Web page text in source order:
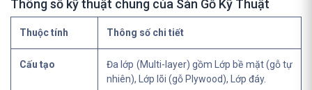
Thông số kỹ thuật chung của Sàn Gỗ Kỹ Thuật
Thuộc tính Thông số chi tiết
Cấu tạo
Đa lớp (Multi-layer) gồm Lớp bề mặt (gỗ tự
nhiên), Lớp lõi (gỗ Plywood), Lớp đáy.